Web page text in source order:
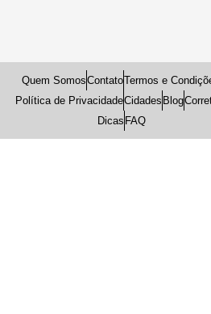
Quem SomosContatoTermos e
Política de PrivacidadeCidades Blog
Dicas FAQ